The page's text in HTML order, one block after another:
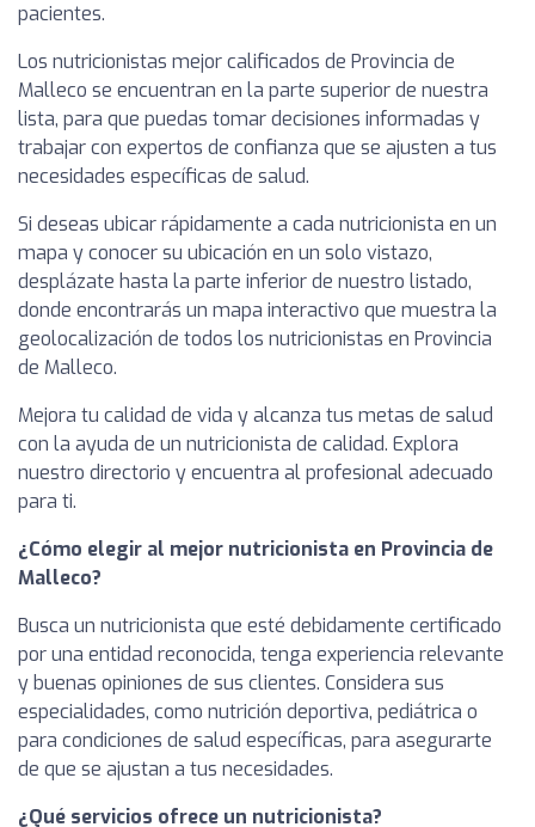
pacientes.
Los nutricionistas mejor calificados de Provincia de
Malleco se encuentran en la parte superior de nuestra
lista, para que puedas tomar decisiones informadas y
trabajar con expertos de confianza que se ajusten a tus
necesidades específicas de salud.
Si deseas ubicar rápidamente a cada nutricionista en un
mapa y conocer su ubicación en un solo vistazo,
desplázate hasta la parte inferior de nuestro listado,
donde encontrarás un mapa interactivo que muestra la
geolocalización de todos los nutricionistas en Provincia
de Malleco.
Mejora tu calidad de vida y alcanza tus metas de salud
con la ayuda de un nutricionista de calidad. Explora
nuestro directorio y encuentra al profesional adecuado
para ti.
¿Cómo elegir al mejor nutricionista en Provincia de
Malleco?
Busca un nutricionista que esté debidamente certificado
por una entidad reconocida, tenga experiencia relevante
y buenas opiniones de sus clientes. Considera sus
especialidades, como nutrición deportiva, pediátrica o
para condiciones de salud específicas, para asegurarte
de que se ajustan a tus necesidades.
¿Qué servicios ofrece un nutricionista?